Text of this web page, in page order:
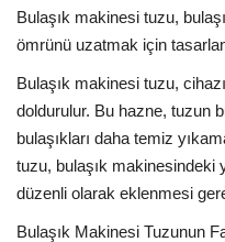
Bulaşık makinesi tuzu,
ömrünü uzatmak için
Bulaşık makinesi tuzu,
doldurulur. Bu hazne, tuzun
bulaşıkları daha temiz
tuzu, bulaşık makinesindeki
düzenli olarak eklenmesi
Bulaşık Makinesi Tuzunun